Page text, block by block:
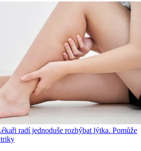
radí jednoduše rozhýbat lýtka. Pomůže
triky